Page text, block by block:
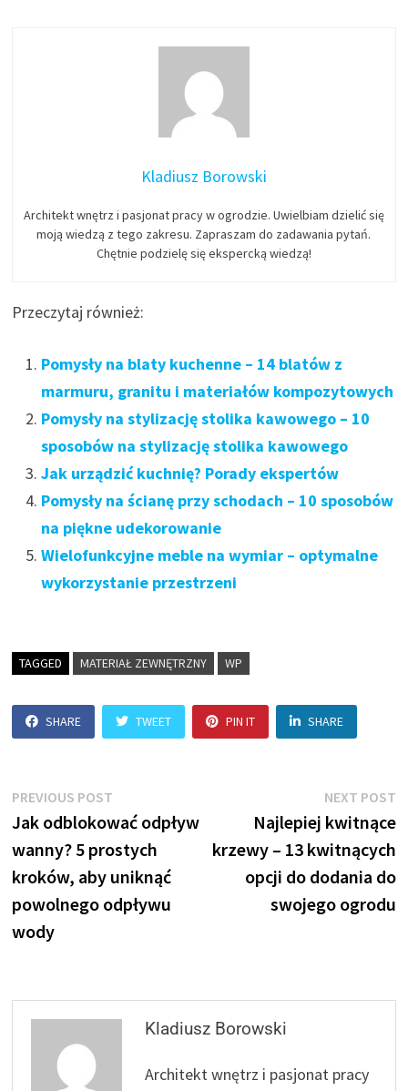
Kladiusz Borowski
Architekt wnętrz i pasjonat pracy w ogrodzie. Uwielbiam dzielić się
moją wiedzą z tego zakresu. Zapraszam do zadawania pytań.
Chętnie podzielę się ekspercką wiedzą!
Przeczytaj również:
Pomysły na blaty kuchenne – 14 blatów z
marmuru, granitu i materiałów kompozytowych
Pomysły na stylizację stolika kawowego – 10
sposobów na stylizację stolika kawowego
Jak urządzić kuchnię? Porady ekspertów
Pomysły na ścianę przy schodach – 10 sposobów
na piękne udekorowanie
Wielofunkcyjne meble na wymiar – optymalne
wykorzystanie przestrzeni
TAGGED MATERIAŁ ZEWNĘTRZNY WP
SHARE TWEET PIN IT SHARE
Nawigacja
wpisu
PREVIOUS POST
post:
Jak odblokować odpływ
wanny? 5 prostych
kroków, aby uniknąć
powolnego odpływu
wody
NEXT POST
Najlepiej kwitnące
krzewy – 13 kwitnących
opcji do dodania do
swojego ogrodu
Kladiusz Borowski
Architekt wnętrz i pasjonat pracy